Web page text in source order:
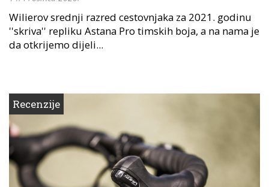
Wilierov srednji razred cestovnjaka za 2021. godinu
''skriva'' repliku Astana Pro timskih boja, a na nama je
da otkrijemo dijeli...
Recenzije